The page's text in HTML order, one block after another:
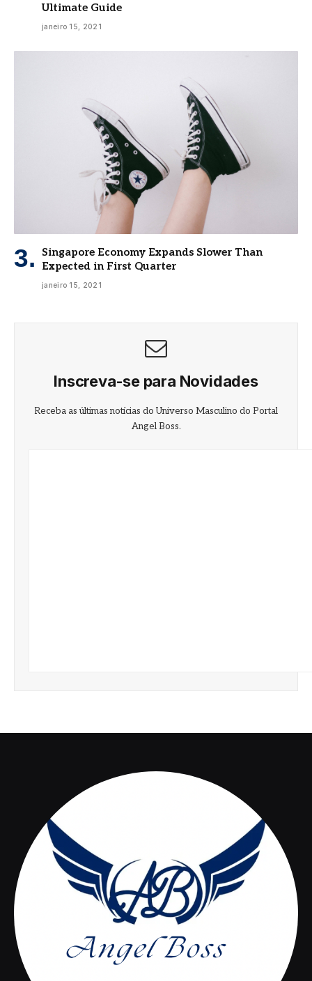
Ultimate Guide
janeiro 15, 2021
Singapore Economy Expands Slower Than
Expected in First Quarter
janeiro 15, 2021
Inscreva-se para Novidades
Receba as últimas notícias do Universo Masculino do Portal
Angel Boss.